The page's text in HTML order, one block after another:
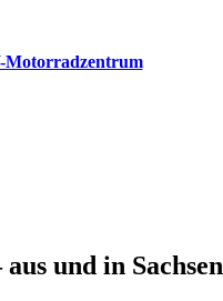
und in Sachsen